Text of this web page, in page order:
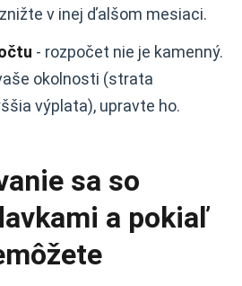
v inej ďalšom mesiaci.
- rozpočet nie je kamenný.
okolnosti (strata
výplata), upravte ho.
sa so
a pokiaľ